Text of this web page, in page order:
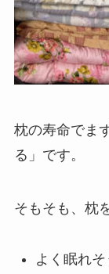
枕の寿命でま
る」です。
そもそも、枕
よく眠れ